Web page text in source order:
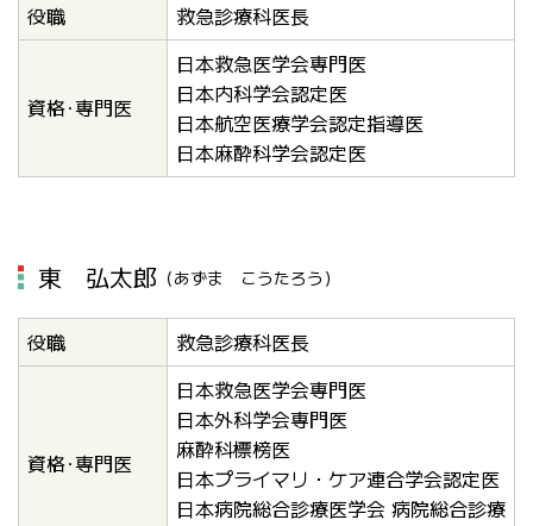
役職 救急診療科医長
資格･専門医
日本救急医学会専門医
日本内科学会認定医
日本航空医療学会認定指導医
日本麻酔科学会認定医
東 弘太郎 （あずま こうたろう）
役職 救急診療科医長
資格･専門医
日本救急医学会専門医
日本外科学会専門医
麻酔科標榜医
日本プライマリ・ケア連合学会認定医
日本病院総合診療医学会 病院総合診療